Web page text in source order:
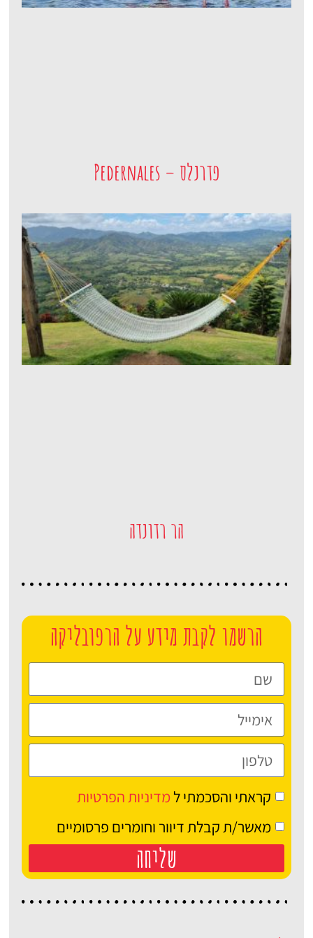
פדרנלס – Pedernales
הר רדונדה
הרשמו לקבת מידע על הרפובליקה
קראתי והסכמתי למדיניות הפרטיות
מאשר/ת קבלת דיוור וחומרים פרסומיים
שליחה